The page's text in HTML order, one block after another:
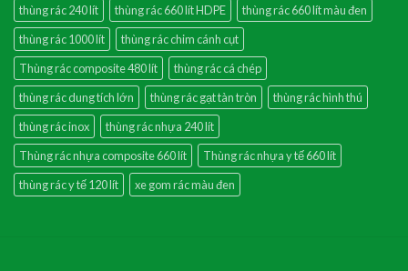
thùng rác 240 lít
thùng rác 660 lít HDPE
thùng rác 660 lít màu đen
thùng rác 1000 lít
thùng rác chim cánh cụt
Thùng rác composite 480 lít
thùng rác cá chép
thùng rác dung tích lớn
thùng rác gạt tàn tròn
thùng rác hình thú
thùng rác inox
thùng rác nhựa 240 lít
Thùng rác nhựa composite 660 lít
Thùng rác nhựa y tế 660 lít
thùng rác y tế 120 lít
xe gom rác màu đen